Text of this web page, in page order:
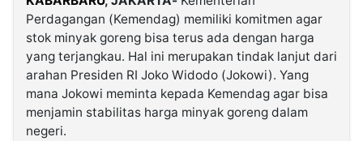
Kabarbaru.co
2026
Perdagangan (Kemendag) memiliki komitmen agar
stok minyak goreng bisa terus ada dengan harga
yang terjangkau. Hal ini merupakan tindak lanjut dari
arahan Presiden RI Joko Widodo (Jokowi). Yang
mana Jokowi meminta kepada Kemendag agar bisa
menjamin stabilitas harga minyak goreng dalam
negeri.